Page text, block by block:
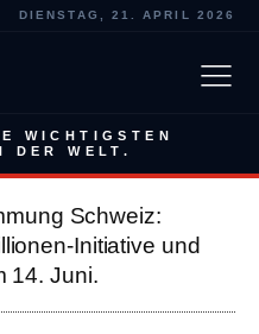
DIENSTAG, 21. APRIL 2026
WICHTIGSTEN
DER WELT.
Schweiz:
Initiative und
14. Juni.